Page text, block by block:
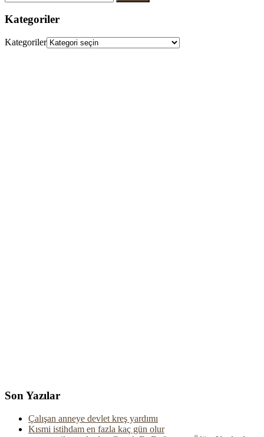
Kategoriler
Kategoriler
Son Yazılar
Çalışan anneye devlet kreş yardımı
Kısmi istihdam en fazla kaç gün olur